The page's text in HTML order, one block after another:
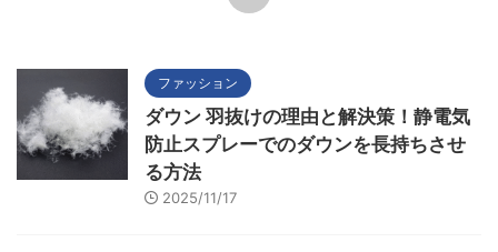
ファッション
ダウン 羽抜けの理由と解決策！静電気
防止スプレーでのダウンを長持ちさせ
る方法
2025/11/17